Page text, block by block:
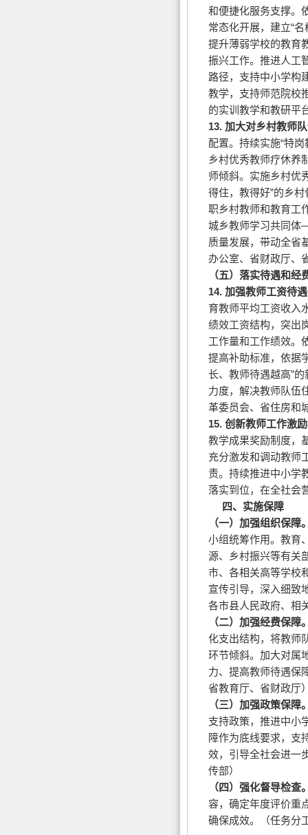
和便捷化服务支撑。
常态化开展，建立“
提升薄弱学校的教育
振兴工作。推进人工
路径，支持中小学构
教学，支持师范院校
的实训教学和教研平
13. 加大对乡村教师
配置。持续实施“特
乡村优秀教师疗休养
师倾斜。实施乡村优
得住，教得好”的乡
职乡村教师和教育工
城乡教师学习共同体
质量发展，带动全省
办公室、省财政厅、
（五）落实待遇和经
14. 加强教师工资待
育教师平均工资收入
绩效工资结构，突出
工作量和工作绩效。
提高补助标准，依据
长、教师待遇越高”
力度，解决教师队伍
革委员会、省住房和
15. 创新教师工作激
教学成果奖励制度，
充分激发和调动教师
责。持续推进中小学
落实到位，在全社会
四、实施保障
（一）加强组织保障
小组统筹作用。教育
源、乡村振兴等有关
市、各相关高等学校
宣传引导，深入细致
各市县人民政府、相
（二）加强经费保障
化支出结构，将教师
环节倾斜。加大对属
力、提高教师待遇保
省教育厅、省财政厅
（三）加强政策保障
支持政策，推进中小
障作为底线要求，支
效，引导全社会进一
传部）
（四）强化督导检查
容，确定年度评价重
确保成效。（任务分